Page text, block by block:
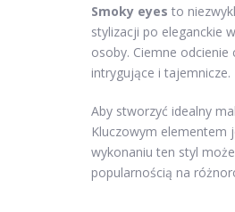
Smoky eyes to
stylizacji po eleganckie
osoby. Ciemne
intrygujące i tajemnicze.
Aby stworzyć idealny
Kluczowym elementem
wykonaniu ten styl
popularnością na